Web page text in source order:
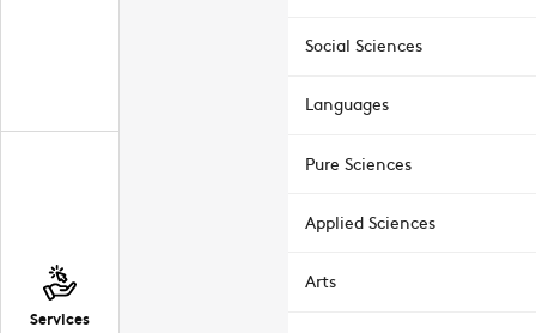
Services
Social Sciences
Languages
Pure Sciences
Applied Sciences
Arts